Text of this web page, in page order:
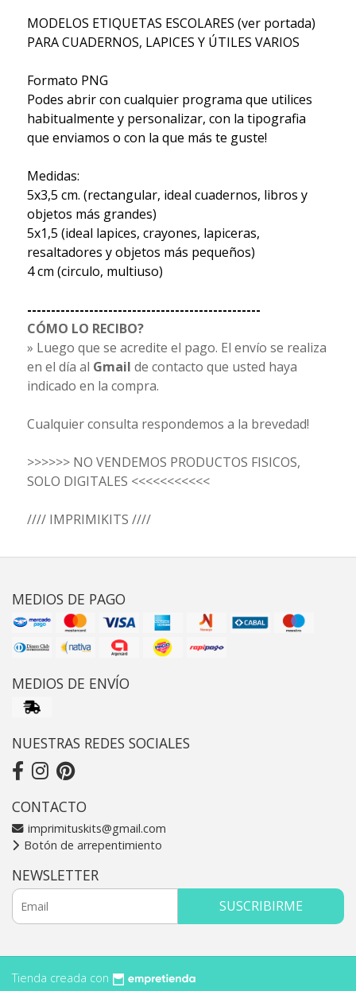
MODELOS ETIQUETAS ESCOLARES (ver portada)
PARA CUADERNOS, LAPICES Y ÚTILES VARIOS
Formato PNG
Podes abrir con cualquier programa que utilices
habitualmente y personalizar, con la tipografia
que enviamos o con la que más te guste!
Medidas:
5x3,5 cm. (rectangular, ideal cuadernos, libros y
objetos más grandes)
5x1,5 (ideal lapices, crayones, lapiceras,
resaltadores y objetos más pequeños)
4 cm (circulo, multiuso)
-------------------------------------------------
CÓMO LO RECIBO?
» Luego que se acredite el pago. El envío se realiza
en el día al Gmail de contacto que usted haya
indicado en la compra.
Cualquier consulta respondemos a la brevedad!
>>>>>> NO VENDEMOS PRODUCTOS FISICOS,
SOLO DIGITALES <<<<<<<<<<<
//// IMPRIMIKITS ////
MEDIOS DE PAGO
MEDIOS DE ENVÍO
NUESTRAS REDES SOCIALES
CONTACTO
imprimituskits@gmail.com
Botón de arrepentimiento
NEWSLETTER
SUSCRIBIRME
Tienda creada con